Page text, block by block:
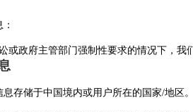
或政府主管部门强制性要求的情况下，我
存储于中国境内或用户所在的国家/地区。